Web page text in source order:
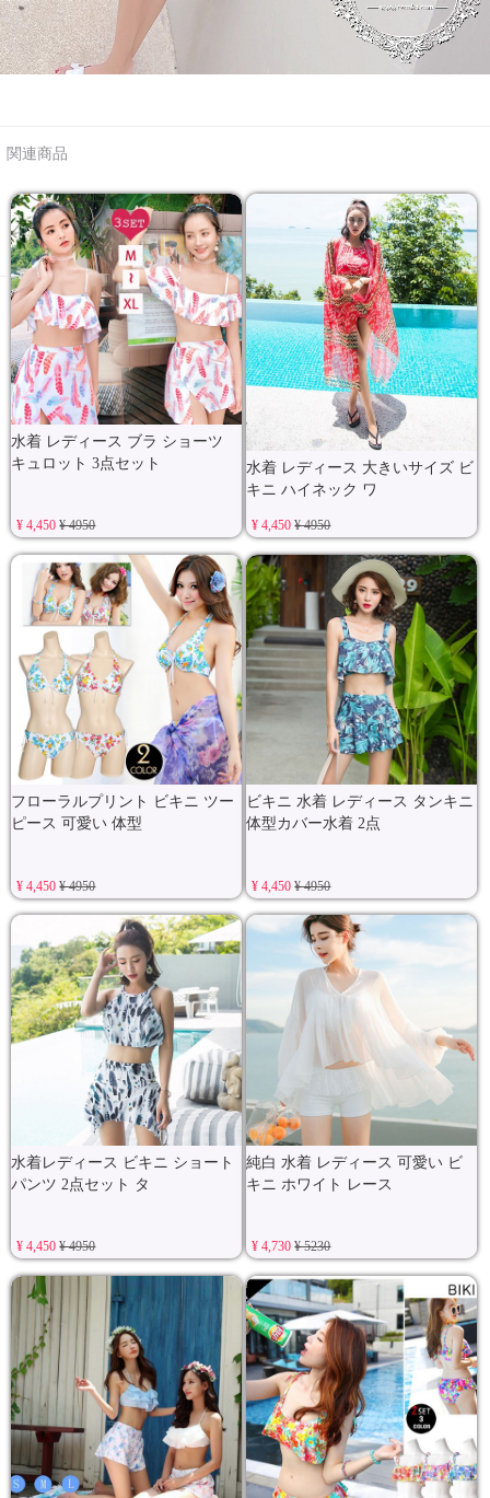
関連商品
水着 レディース ブラ ショーツ
キュロット 3点セット
¥ 4,450¥ 4950
水着 レディース 大きいサイズ ビ
キニ ハイネック ワ
¥ 4,450¥ 4950
フローラルプリント ビキニ ツー
ピース 可愛い 体型
¥ 4,450¥ 4950
ビキニ 水着 レディース タンキニ
体型カバー水着 2点
¥ 4,450¥ 4950
水着レディース ビキニ ショート
パンツ 2点セット タ
¥ 4,450¥ 4950
純白 水着 レディース 可愛い ビ
キニ ホワイト レース
¥ 4,730¥ 5230